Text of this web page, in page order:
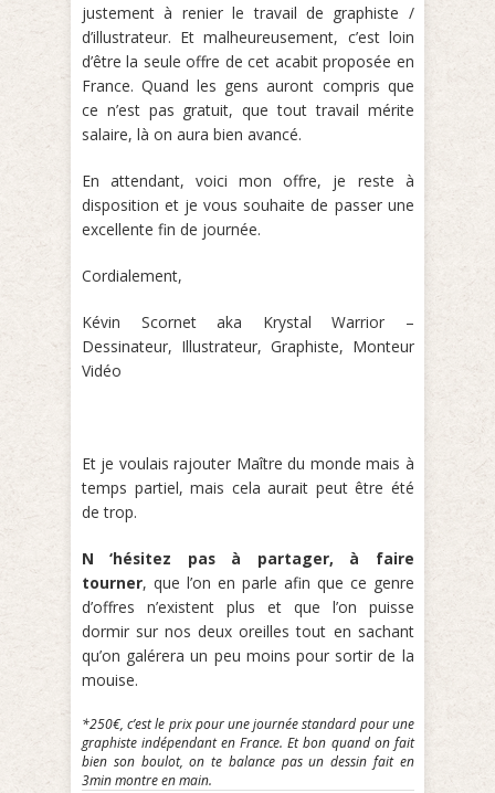
justement à renier le travail de graphiste /
d’illustrateur. Et malheureusement, c’est loin
d’être la seule offre de cet acabit proposée en
France. Quand les gens auront compris que
ce n’est pas gratuit, que tout travail mérite
salaire, là on aura bien avancé.
En attendant, voici mon offre, je reste à
disposition et je vous souhaite de passer une
excellente fin de journée.
Cordialement,
Kévin Scornet aka Krystal Warrior –
Dessinateur, Illustrateur, Graphiste, Monteur
Vidéo
Et je voulais rajouter Maître du monde mais à
temps partiel, mais cela aurait peut être été
de trop.
N ‘hésitez pas à partager, à faire
tourner, que l’on en parle afin que ce genre
d’offres n’existent plus et que l’on puisse
dormir sur nos deux oreilles tout en sachant
qu’on galérera un peu moins pour sortir de la
mouise.
*250€, c’est le prix pour une journée standard pour une
graphiste indépendant en France. Et bon quand on fait
bien son boulot, on te balance pas un dessin fait en
3min montre en main.